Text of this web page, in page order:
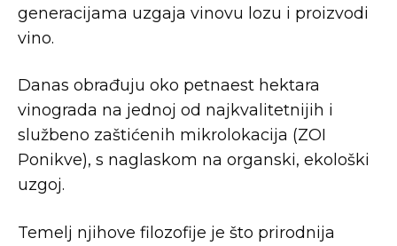
generacijama uzgaja vinovu lozu i proizvodi
vino.
Danas obrađuju oko petnaest hektara
vinograda na jednoj od najkvalitetnijih i
službeno zaštićenih mikrolokacija (ZOI
Ponikve), s naglaskom na organski, ekološki
uzgoj.
Temelj njihove filozofije je što prirodnija